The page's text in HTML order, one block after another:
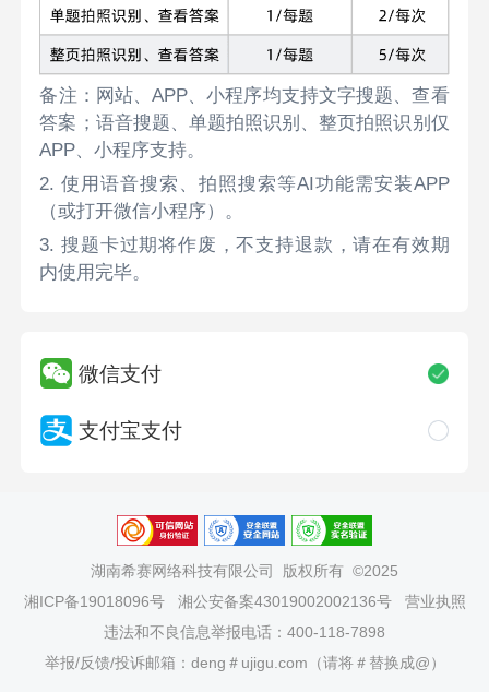
备注：网站、APP、小程序均支持文字搜题、查看
答案；语音搜题、单题拍照识别、整页拍照识别仅
APP、小程序支持。
2. 使用语音搜索、拍照搜索等AI功能需安装APP
（或打开微信小程序）。
3. 搜题卡过期将作废，不支持退款，请在有效期
内使用完毕。
微信支付
支付宝支付
湖南希赛网络科技有限公司
版权所有 ©2025
湘ICP备19018096号
湘公安备案43019002002136号
营业执照
违法和不良信息举报电话：400-118-7898
举报/反馈/投诉邮箱：deng＃ujigu.com（请将＃替换成@）